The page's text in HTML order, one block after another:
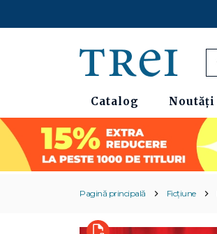
Catalog Noutăți
Pagină principală Ficțiune